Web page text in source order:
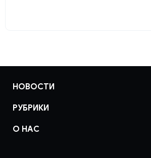
НОВОСТИ
РУБРИКИ
О НАС